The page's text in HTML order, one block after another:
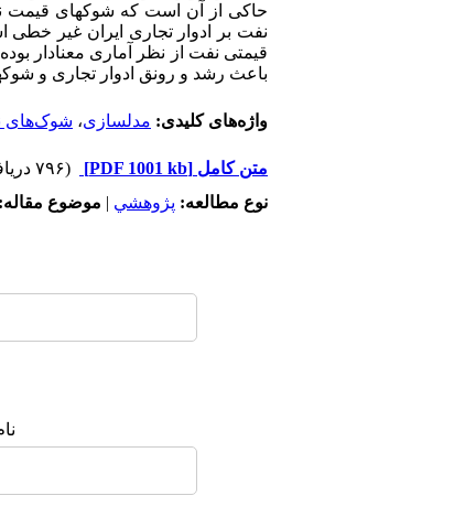
حاکی از آن است که شوک­های قیمت
نفت بر ادوار تجاری ایران غیر
قیمتی نفت از نظر آماری معنادار
باعث رشد و رونق ادوار تجاری و
واژه‌های کلیدی: مدلسازی، شوک‌های
متن کامل [PDF 1001 kb]
(۷۹۶ دریافت)
نوع مطالعه: پژوهشي | موضوع مقاله: